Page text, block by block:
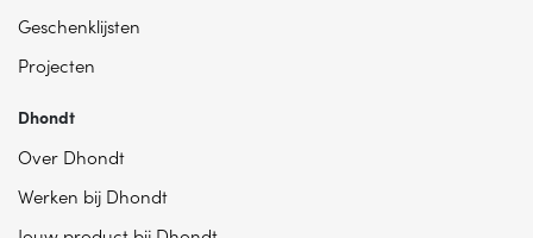
Geschenklijsten
Projecten
Dhondt
Over Dhondt
Werken bij Dhondt